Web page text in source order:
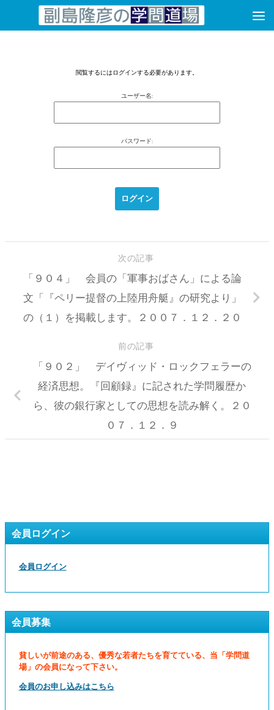
コンテンツへスキップ
閲覧するにはログインする必要があります。
ユーザー名:
パスワード:
次の記事
「９０４」 会員の「軍事おばさん」による論
文「『ペリー提督の上陸用舟艇』の研究より」
の（１）を掲載します。２００７．１２．２０
前の記事
「９０２」 デイヴィッド・ロックフェラーの
経済思想。『回顧録』に記された学問履歴か
ら、彼の銀行家としての思想を読み解く。２０
０７．１２．９
会員ログイン
会員ログイン
会員募集
貧しいが前途のある、優秀な若者たちを育てている、当「学問道
場」の会員になって下さい。
会員のお申し込みはこちら